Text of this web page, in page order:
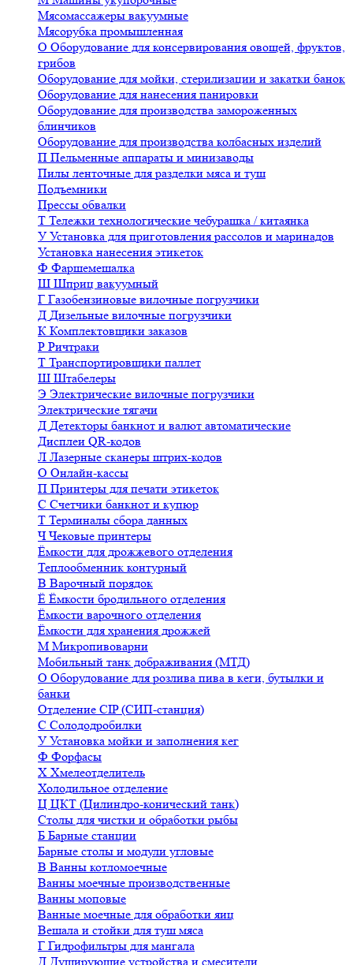
Мясомассажеры вакуумные
Мясорубка промышленная
О Оборудование для консервирования овощей, фруктов,
грибов
Оборудование для мойки, стерилизации и закатки банок
Оборудование для нанесения панировки
Оборудование для производства замороженных
блинчиков
Оборудование для производства колбасных изделий
П Пельменные аппараты и минизаводы
Пилы ленточные для разделки мяса и туш
Подъемники
Прессы обвалки
Т Тележки технологические чебурашка / китаянка
У Установка для приготовления рассолов и маринадов
Установка нанесения этикеток
Ф Фаршемешалка
Ш Шприц вакуумный
Г Газобензиновые вилочные погрузчики
Д Дизельные вилочные погрузчики
К Комплектовщики заказов
Р Ричтраки
Т Транспортировщики паллет
Ш Штабелеры
Э Электрические вилочные погрузчики
Электрические тягачи
Д Детекторы банкнот и валют автоматические
Дисплеи QR-кодов
Л Лазерные сканеры штрих-кодов
О Онлайн-кассы
П Принтеры для печати этикеток
С Счетчики банкнот и купюр
Т Терминалы сбора данных
ЧЧековые принтеры
Ёмкости для дрожжевого отделения
Теплообменник контурный
В Варочный порядок
Ё Ёмкости бродильного отделения
Ёмкости варочного отделения
Ёмкости для хранения дрожжей
М Микропивоварни
Мобильный танк дображивания (МТД)
О Оборудование для розлива пива в кеги, бутылки и
банки
Отделение CIP (СИП-станция)
С Солододробилки
У Установка мойки и заполнения кег
Ф Форфасы
Х Хмелеотделитель
Холодильное отделение
Ц ЦКТ (Цилиндро-конический танк)
Столы для чистки и обработки рыбы
Б Барные станции
Барные столы и модули угловые
В Ванны котломоечные
Ванны моечные производственные
Ванны моповые
Ванные моечные для обработки яиц
Вешала и стойки для туш мяса
Г Гидрофильтры для мангала
Д Душирующие устройства и смесители